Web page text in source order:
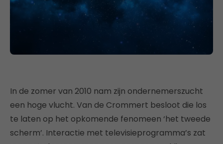
In de zomer van 2010 nam zijn ondernemerszucht
een hoge vlucht. Van de Crommert besloot die los
te laten op het opkomende fenomeen ‘het tweede
scherm’. Interactie met televisieprogramma’s zat